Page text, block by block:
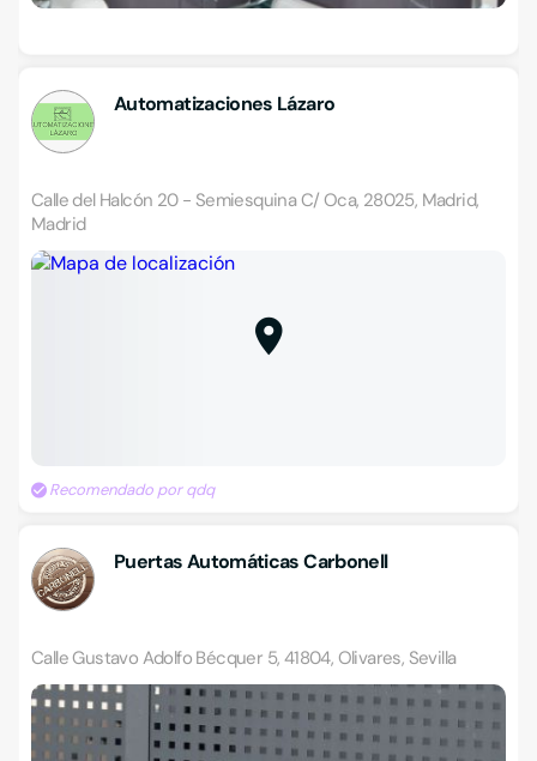
Automatizaciones Lázaro
Calle del Halcón 20 - Semiesquina C/ Oca, 28025, Madrid,
Madrid
Recomendado por qdq
Puertas Automáticas Carbonell
Calle Gustavo Adolfo Bécquer 5, 41804, Olivares, Sevilla